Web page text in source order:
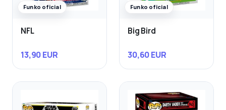
Funko oficial
NFL
13,90 EUR
Funko oficial
Big Bird
30,60 EUR